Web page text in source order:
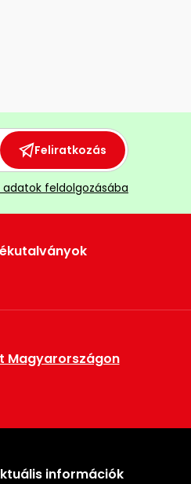
Feliratkozás
feldolgozásába
Magyarországon
információk